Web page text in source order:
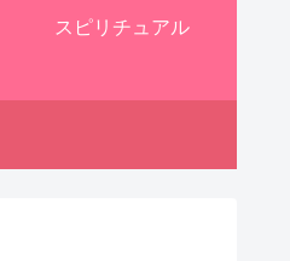
スピリチュアル